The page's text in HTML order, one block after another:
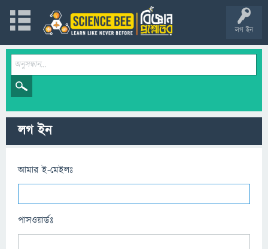
লগ ইন
লগ ইন
আমার ই-মেইলঃ
পাসওয়ার্ডঃ